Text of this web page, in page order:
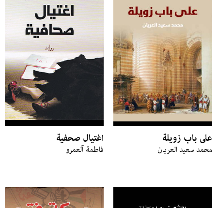
على باب زويلة
محمد سعيد العريان
اغتيال صحفية
فاطمة آلعمرو